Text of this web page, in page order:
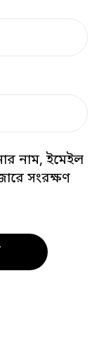
নাম, ইমেইল
সংরক্ষণ